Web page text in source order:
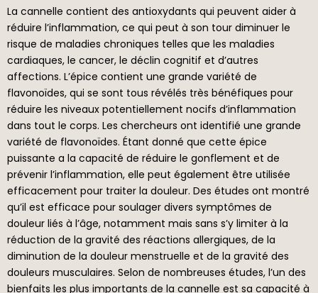
La cannelle contient des antioxydants qui peuvent aider à
réduire l’inflammation, ce qui peut à son tour diminuer le
risque de maladies chroniques telles que les maladies
cardiaques, le cancer, le déclin cognitif et d’autres
affections. L’épice contient une grande variété de
flavonoïdes, qui se sont tous révélés très bénéfiques pour
réduire les niveaux potentiellement nocifs d’inflammation
dans tout le corps. Les chercheurs ont identifié une grande
variété de flavonoïdes. Étant donné que cette épice
puissante a la capacité de réduire le gonflement et de
prévenir l’inflammation, elle peut également être utilisée
efficacement pour traiter la douleur. Des études ont montré
qu’il est efficace pour soulager divers symptômes de
douleur liés à l’âge, notamment mais sans s’y limiter à la
réduction de la gravité des réactions allergiques, de la
diminution de la douleur menstruelle et de la gravité des
douleurs musculaires. Selon de nombreuses études, l’un des
bienfaits les plus importants de la cannelle est sa capacité à